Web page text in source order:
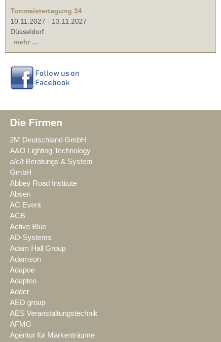
Tonmeistertagung 34
10.11.2027 - 13.11.2027
Düsseldorf
mehr ...
Die Firmen
2M Deutschland GmbH
A&O Lighting Technology
a/c/t Beratungs & System
GmbH
Abbey Road Institute
Absen
AC Event
ACB
Active Blue
AD-Systems
Adam Hall Group
Adamson
Adapoe
Adapteo
Adder
AED group
AES Veranstaltungstechnik
AFMG
Agentur für Markenträume